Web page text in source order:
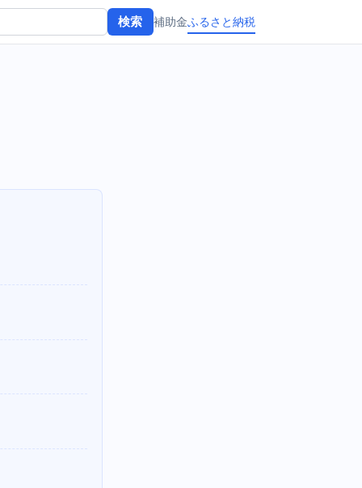
検索 補助金ふるさと納税